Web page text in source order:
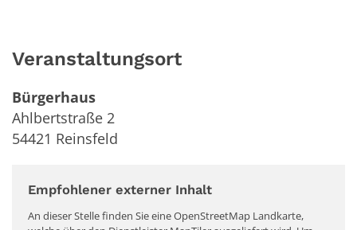
Veranstaltungsort
Bürgerhaus
Ahlbertstraße 2
54421 Reinsfeld
Empfohlener externer Inhalt
An dieser Stelle finden Sie eine OpenStreetMap Landkarte,